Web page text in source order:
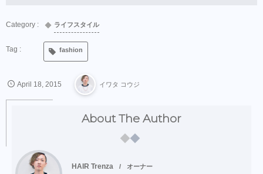
ライフスタイル
fashion
April 18 2015 イワタ コウジ
About The Author
HAIR Trenza オーナー